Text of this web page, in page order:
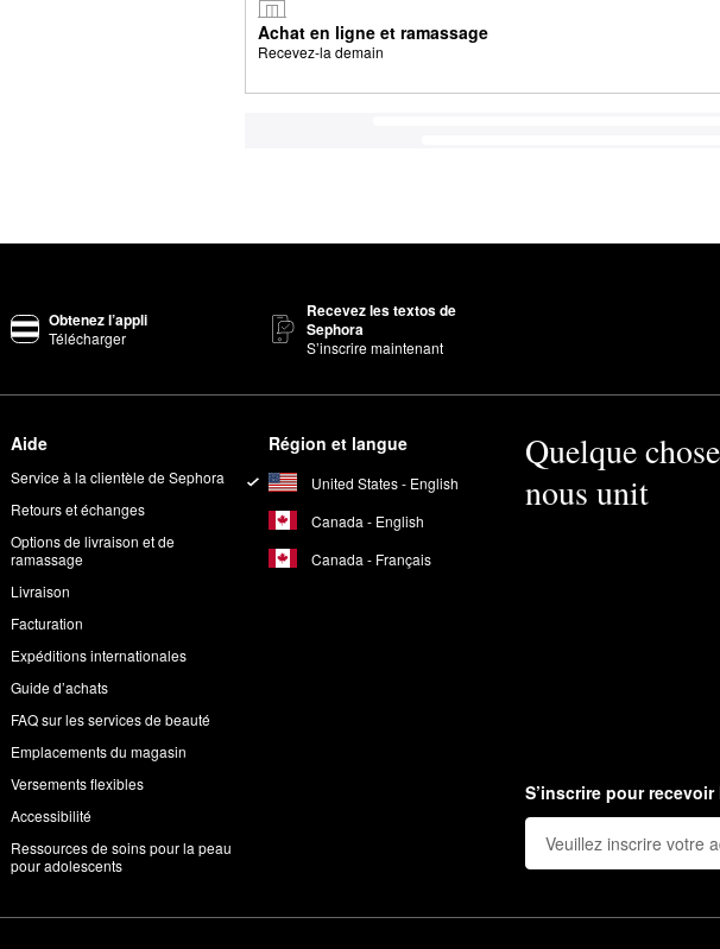
Achat en ligne et ramassage
Recevez-la demain
Obtenez l’appli
Télécharger
Recevez les textos de
Sephora
S’inscrire maintenant
Aide
Service à la clientèle de Sephora
Retours et échanges
Options de livraison et de
ramassage
Livraison
Facturation
Expéditions internationales
Guide d’achats
FAQ sur les services de beauté
Emplacements du magasin
Versements flexibles
Accessibilité
Ressources de soins pour la peau
pour adolescents
Région et langue
United States - English
Canada - English
Canada - Français
Quelque
nous unit
S’inscrire pour